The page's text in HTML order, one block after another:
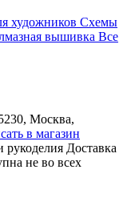
художников Схемы
вышивка Все
Москва,
в магазин
рукоделия Доставка
не во всех